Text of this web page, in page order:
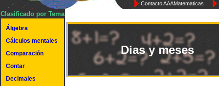
Contacto AAAMatematicas
Clasificado por Tema
Álgebra
Cálculos mentales
Comparación
Contar
Decimales
Dias y meses